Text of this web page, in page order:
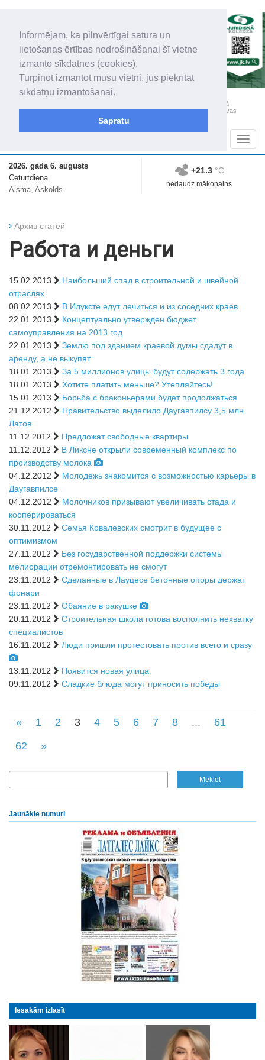
Informējam, ka pilnvērtīgai satura un
lietošanas ērtības nodrošināšanai šī vietne
izmanto sīkdatnes (cookies).
Turpinot izmantot mūsu vietni, jūs piekrītat
sīkdatņu izmantošanai.
Sapratu
„Latgales Laiks” iznāk latviešu un krievu valodās visā Dienvidlatgalē un Sēlijā,
„Latgales Laiks” latviešu valodā aptver Daugavpils valstspilsētu, Augšdaugavas
novadu un apkārtējos novadus un pilsētas.
2026. gada 6. augusts
Ceturtdiena
Aisma, Askolds
+21.3 °C
nedaudz mākoņains
Архив статей
Работа и деньги
15.02.2013
Наибольший спад в строительной и швейной
отраслях
08.02.2013
В Илуксте едут лечиться и из соседних краев
22.01.2013
Концептуально утвержден бюджет
самоуправления на 2013 год
22.01.2013
Землю под зданием краевой думы сдадут в
аренду, а не выкупят
18.01.2013
За 5 миллионов улицы будут содержать 3 года
18.01.2013
Хотите платить меньше? Утепляйтесь!
15.01.2013
Борьба с браконьерами будет продолжаться
21.12.2012
Правительство выделило Даугавпилсу 3,5 млн.
Латов
11.12.2012
Предложат свободные квартиры
11.12.2012
В Ликсне открыли современный комплекс по
производству молока
04.12.2012
Молодежь знакомится с возможностью карьеры в
Даугавпилсе
04.12.2012
Молочников призывают увеличивать стада и
кооперироваться
30.11.2012
Семья Ковалевских смотрит в будущее с
оптимизмом
27.11.2012
Без государственной поддержки системы
мелиорации отремонтировать не смогут
23.11.2012
Сделанные в Лауцесе бетонные опоры держат
фонари
23.11.2012
Обаяние в ракушке
20.11.2012
Строительная школа готова восполнить нехватку
специалистов
16.11.2012
Люди пришли протестовать против всего и сразу
13.11.2012
Появится новая улица
09.11.2012
Сладкие блюда могут приносить победы
« 1 2 3 4 5 6 7 8 ...
61
62
»
Jaunākie numuri
Iesakām izlasīt